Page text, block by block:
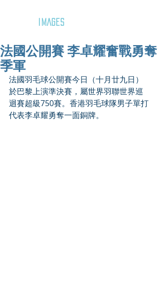
IMAGES
法國公開賽 李卓耀奮戰勇奪
季軍
法國羽毛球公開賽今日（十月廿九日）
於巴黎上演準決賽，屬世界羽聯世界巡
迴賽超級750賽。香港羽毛球隊男子單打
代表李卓耀勇奪一面銅牌。